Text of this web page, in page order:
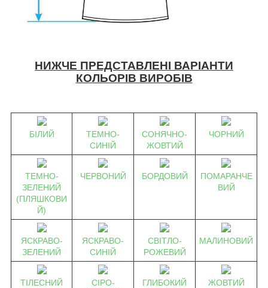
НИЖЧЕ ПРЕДСТАВЛЕНІ ВАРІАНТИ
КОЛЬОРІВ ВИРОБІВ
БІЛИЙ
ТЕМНО-
СИНІЙ
СОНЯЧНО-
ЖОВТИЙ
ЧОРНИЙ
ТЕМНО-
ЗЕЛЕНИЙ
(ПЛЯШКОВИ
Й)
ЧЕРВОНИЙ БОРДОВИЙ
ПОМАРАНЧЕ
ВИЙ
ЯСКРАВО-
ЗЕЛЕНИЙ
ЯСКРАВО-
СИНІЙ
СВІТЛО-
РОЖЕВИЙ
МАЛИНОВИЙ
ТІЛЕСНИЙ
СІРО-
ГЛИБОКИЙ
ЖОВТИЙ